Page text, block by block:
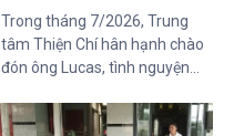
Trong tháng 7/2026, Trung
tâm Thiện Chí hân hạnh chào
đón ông Lucas, tình nguyện
chuyến thăm và trải nghiệm